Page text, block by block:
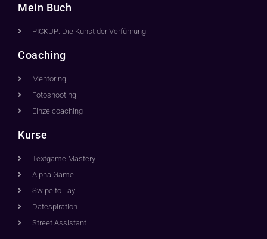
Mein Buch
PICKUP: Die Kunst der Verführung
Coaching
Mentoring
Fotoshooting
Einzelcoaching
Kurse
Textgame Mastery
Alpha Game
Swipe to Lay
Datespiration
Street Assistant